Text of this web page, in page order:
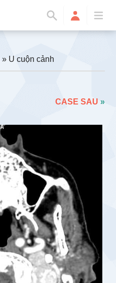
» U cuộn cảnh
CASE SAU »